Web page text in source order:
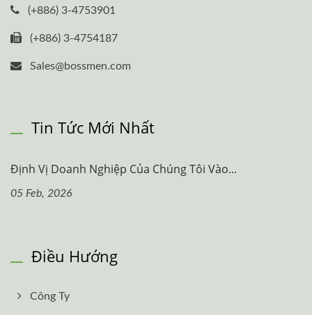
(+886) 3-4753901
(+886) 3-4754187
Sales@bossmen.com
Tin Tức Mới Nhất
Định Vị Doanh Nghiệp Của Chúng Tôi Vào...
05 Feb, 2026
Điều Hướng
Công Ty